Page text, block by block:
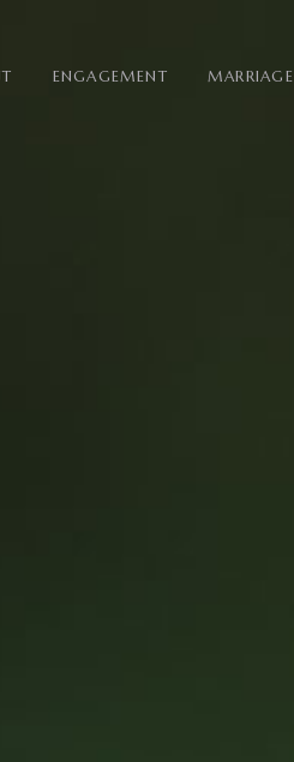
ENGAGEMENT MARRIAGE